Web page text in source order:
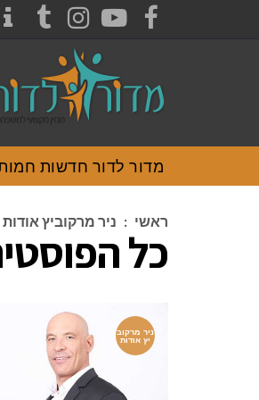
FACEBOOK
YOUTUBE
מדור לדור חדשות
ראשי : ניר מרקוביץ אודות
כל
ניר מרקוב
יץ אודות